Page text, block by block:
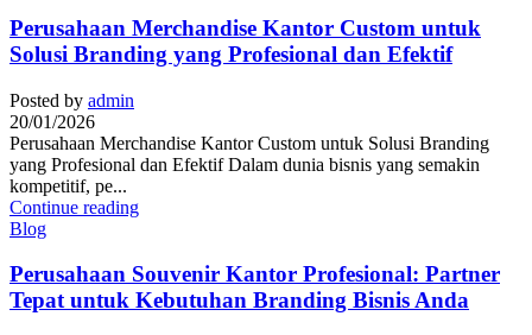
Perusahaan Merchandise Kantor Custom untuk
Solusi Branding yang Profesional dan Efektif
Posted by admin
20/01/2026
Perusahaan Merchandise Kantor Custom untuk Solusi Branding
yang Profesional dan Efektif Dalam dunia bisnis yang semakin
kompetitif, pe...
Continue reading
Blog
Perusahaan Souvenir Kantor Profesional: Partner
Tepat untuk Kebutuhan Branding Bisnis Anda